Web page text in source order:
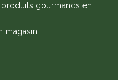
gourmands en